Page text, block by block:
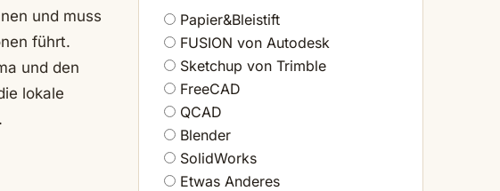
und muss
führt.
und den
lokale
Papier&Bleistift
FUSION von Autodesk
Sketchup von Trimble
FreeCAD
QCAD
Blender
SolidWorks
Etwas Anderes